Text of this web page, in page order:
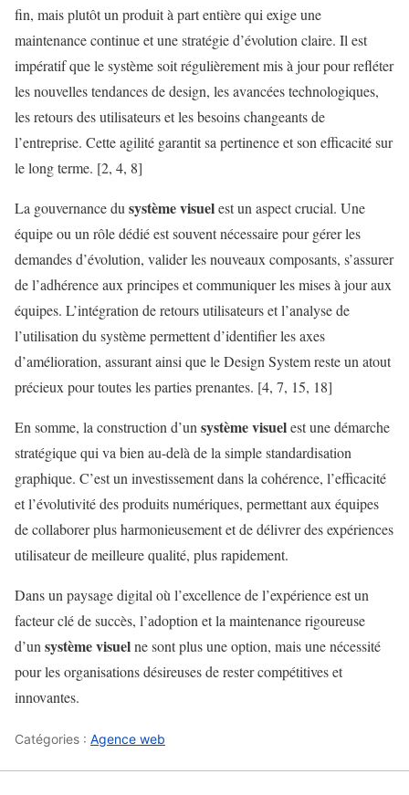
fin, mais plutôt un produit à part entière qui exige une
maintenance continue et une stratégie d’évolution claire. Il est
impératif que le système soit régulièrement mis à jour pour refléter
les nouvelles tendances de design, les avancées technologiques,
les retours des utilisateurs et les besoins changeants de
l’entreprise. Cette agilité garantit sa pertinence et son efficacité sur
le long terme. [2, 4, 8]
La gouvernance dusystème visuelest un aspect crucial. Une
équipe ou un rôle dédié est souvent nécessaire pour gérer les
demandes d’évolution, valider les nouveaux composants, s’assurer
de l’adhérence aux principes et communiquer les mises à jour aux
équipes. L’intégration de retours utilisateurs et l’analyse de
l’utilisation du système permettent d’identifier les axes
d’amélioration, assurant ainsi que le Design System reste un atout
précieux pour toutes les parties prenantes. [4, 7, 15, 18]
En somme, la construction d’unsystème visuelest une démarche
stratégique qui va bien au-delà de la simple standardisation
graphique. C’est un investissement dans la cohérence, l’efficacité
et l’évolutivité des produits numériques, permettant aux équipes
de collaborer plus harmonieusement et de délivrer des expériences
utilisateur de meilleure qualité, plus rapidement.
Dans un paysage digital où l’excellence de l’expérience est un
facteur clé de succès, l’adoption et la maintenance rigoureuse
d’unsystème visuelne sont plus une option, mais une nécessité
pour les organisations désireuses de rester compétitives et
innovantes.
Catégories : Agence web